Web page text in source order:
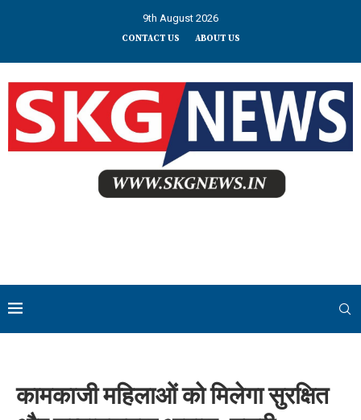
9th August 2026
CONTACT US ABOUT US
कामकाजी महिलाओं को मिलेगा सुरक्षित